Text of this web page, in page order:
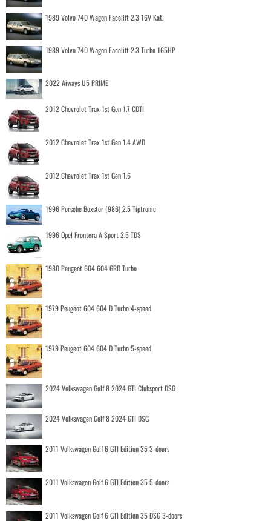
1989 Volvo 740 Wagon Facelift 2.3 16V Kat.
1989 Volvo 740 Wagon Facelift 2.3 Turbo 165HP
2022 Aiways U5 PRIME
2012 Chevrolet Trax 1st Gen 1.7 CDTI
2012 Chevrolet Trax 1st Gen 1.4 AWD
2012 Chevrolet Trax 1st Gen 1.6
1996 Porsche Boxster (986) 2.5 Tiptronic
1996 Opel Frontera A Sport 2.5 TDS
1980 Peugeot 604 604 GRD Turbo
1979 Peugeot 604 604 D Turbo 4-speed
1979 Peugeot 604 604 D Turbo 5-speed
2024 Volkswagen Golf 8 2024 GTI Clubsport DSG
2024 Volkswagen Golf 8 2024 GTI DSG
2011 Volkswagen Golf 6 GTI Edition 35 3-doors
2011 Volkswagen Golf 6 GTI Edition 35 5-doors
2011 Volkswagen Golf 6 GTI Edition 35 DSG 3-doors